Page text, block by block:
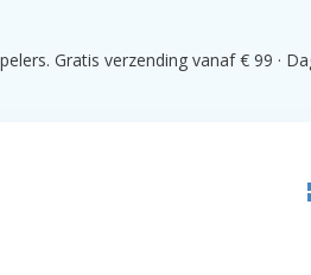
Gratis verzending vanaf € 99 ·